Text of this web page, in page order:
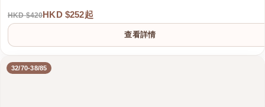
HKD $420HKD $252起
查看詳情
32/70-38/85